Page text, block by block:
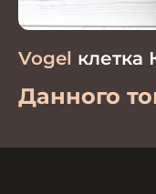
Vogel клетка
Данного